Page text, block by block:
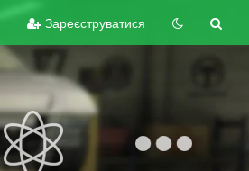
Зареєструватися